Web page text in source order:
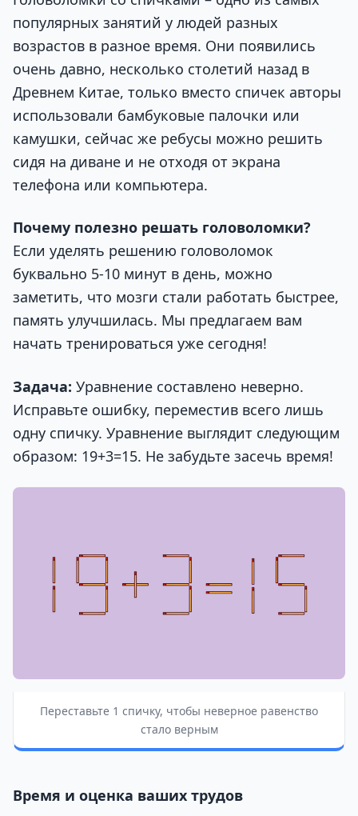
популярных занятий у людей разных
возрастов в разное время. Они появились
очень давно, несколько столетий назад в
Древнем Китае, только вместо спичек авторы
использовали бамбуковые палочки или
камушки, сейчас же ребусы можно решить
сидя на диване и не отходя от экрана
телефона или компьютера.
Почему полезно решать головоломки?
Если уделять решению головоломок
буквально 5-10 минут в день, можно
заметить, что мозги стали работать быстрее,
память улучшилась. Мы предлагаем вам
начать тренироваться уже сегодня!
Задача: Уравнение составлено неверно.
Исправьте ошибку, переместив всего лишь
одну спичку. Уравнение выглядит следующим
образом: 19+3=15. Не забудьте засечь время!
Переставьте 1 спичку, чтобы неверное равенство
стало верным
Время и оценка ваших трудов